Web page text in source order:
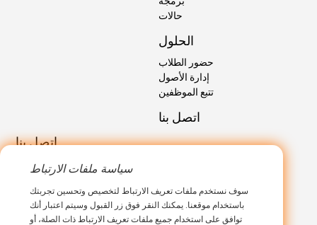
حالات
الحلول
حضور الطلاب
إدارة الأصول
تتبع الموظفين
اتصل بنا
اتصل بنا
البريد الإلكتروني: sales@marktrace.com
هاتف: 0086-0755-26546392
سياسة ملفات الارتباط
سوف نستخدم ملفات تعريف الارتباط لتخصيص وتحسين تجربتك
باستخدام موقعنا. يمكنك النقر فوق زر القبول وسيتم اعتبار أنك
توافق على استخدام جميع ملفات تعريف الارتباط ذات الصلة، أو